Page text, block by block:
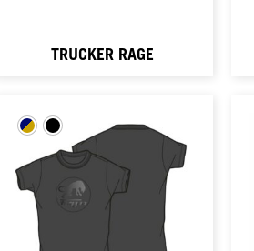
TRUCKER RAGE